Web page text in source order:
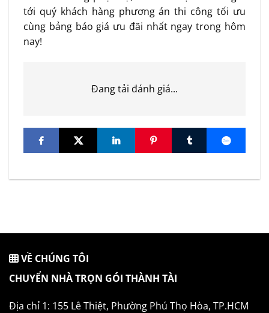
tới quý khách hàng phương án thi công tối ưu
cùng bảng báo giá ưu đãi nhất ngay trong hôm
nay!
Đang tải đánh giá...
VỀ CHÚNG TÔI
CHUYỂN NHÀ TRỌN GÓI THÀNH TÀI
Địa chỉ 1: 155 Lê Thiệt, Phường Phú Thọ Hòa, TP.HCM